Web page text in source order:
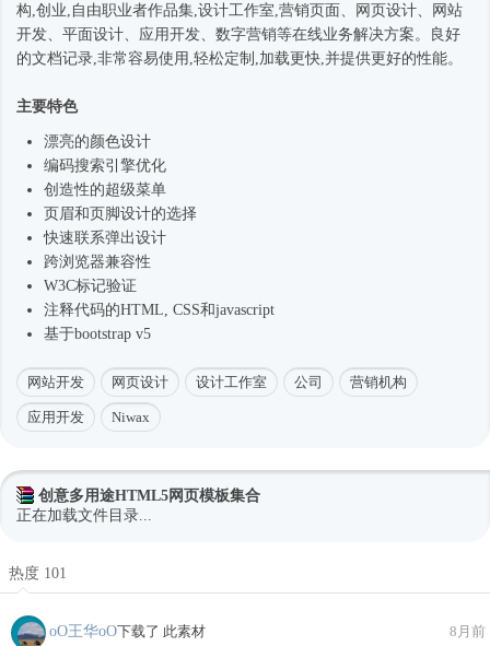
构,创业,自由职业者作品集,设计工作室,营销页面、网页设计、网站
开发、平面设计、应用开发、数字营销等在线业务解决方案。良好
的文档记录,非常容易使用,轻松定制,加载更快,并提供更好的性能。
主要特色
漂亮的颜色设计
编码搜索引擎优化
创造性的超级菜单
页眉和页脚设计的选择
快速联系弹出设计
跨浏览器兼容性
W3C标记验证
注释代码的HTML, CSS和javascript
基于bootstrap v5
网站开发 网页设计 设计工作室 公司 营销机构
应用开发 Niwax
创意多用途HTML5网页模板集合
正在加载文件目录...
热度 101
oО王华oО下载了 此素材 8月前